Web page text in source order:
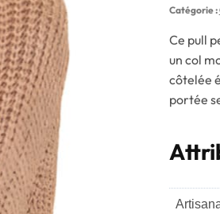
Catégorie :
Ce pull
un col
côtelée
portée